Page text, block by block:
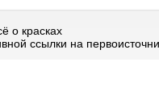
о красках
ссылки на